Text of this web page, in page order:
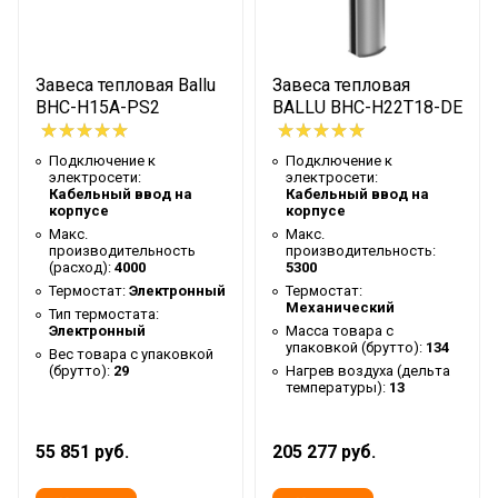
температуры)
23
Высота упаковки товара
28
Гарантийный документ
Гарантийный талон
Уровень шума на
расстоянии 5м
57
Глубина упаковки товара
33
Макс. высота установки
3.5
Цвет корпуса
Белый
Резьба входного патрубка
3/4
110
патрубка
3/4
Завеса тепловая Ballu
BHC-H15A-PS2
Подключение к
электросети:
Кабельный ввод на
корпусе
Макс.
производительность
(расход): 4000
Термостат: Электронный
Тип термостата:
Электронный
Вес товара с упаковкой
(брутто): 29
55 851 руб.
Завеса тепловая
BALLU BHC-H22T18-DE
Подключение к
электросети:
Кабельный ввод на
корпусе
Макс.
производительность:
5300
Термостат:
Механический
Масса товара с
упаковкой (брутто): 134
Нагрев воздуха (дельта
температуры): 13
205 277 руб.